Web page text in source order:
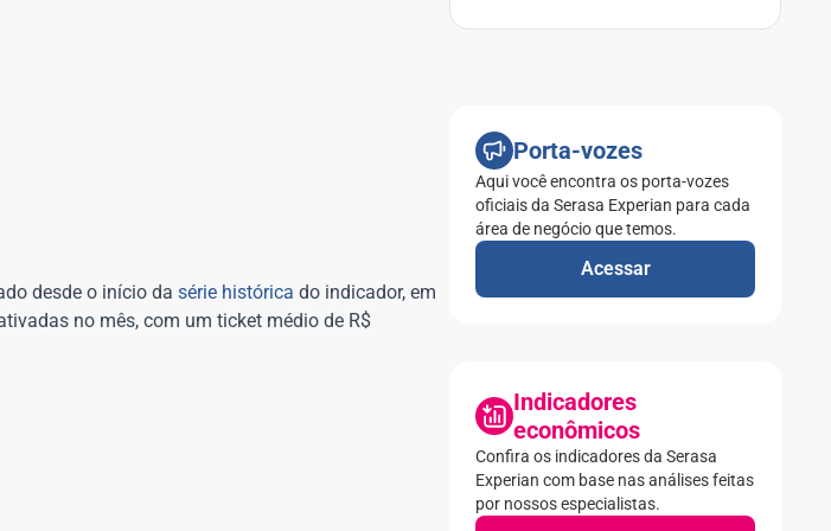
desde o início da série histórica do indicador, em
no mês, com um ticket médio de R$
Porta-vozes
Aqui você encontra os porta-vozes
oficiais da Serasa Experian para cada
área de negócio que temos.
Acessar
Indicadores
econômicos
Confira os indicadores da Serasa
Experian com base nas análises feitas
por nossos especialistas.